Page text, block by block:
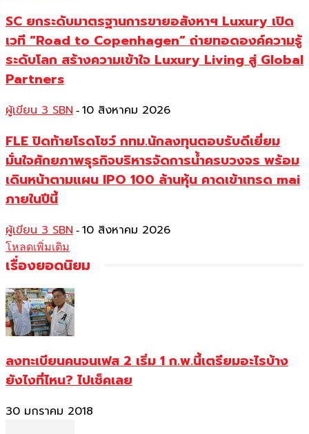
SC ยกระดับมาตรฐานการขายอสังหาฯ Luxury เปิด
เวที “Road to Copenhagen” ถ่ายทอดองค์ความรู้
ระดับโลก สร้างความเข้าใจ Luxury Living สู่ Global
Partners
ผู้เขียน 3 SBN - 10 สิงหาคม 2026
FLE ปิดท้ายโรดโชว์ กทม.นักลงทุนตอบรับดีเยี่ยม
มั่นใจศักยภาพธุรกิจบริหารจัดการน้ำครบวงจร พร้อม
เดินหน้าตามแผน IPO 100 ล้านหุ้น คาดเข้าเทรด mai
ภายในปีนี้
ผู้เขียน 3 SBN - 10 สิงหาคม 2026
โหลดเพิ่มเติม
เรื่องยอดนิยม
ลงทะเบียนคนจนเฟส 2 เริ่ม 1 ก.พ.นี้เตรียมอะไรบ้าง
ยังไงที่ไหน? ไปเช็คเลย
30 มกราคม 2018